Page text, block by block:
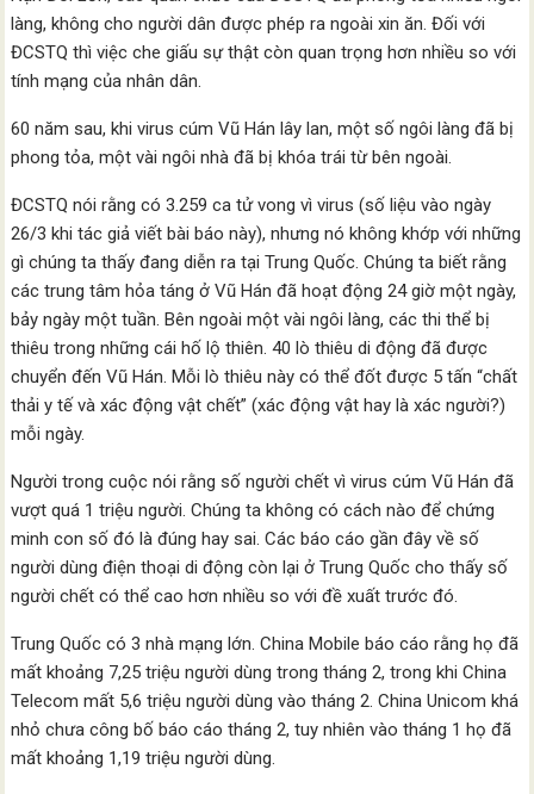
làng, không cho người dân được phép ra ngoài xin ăn. Đối với
ĐCSTQ thì việc che giấu sự thật còn quan trọng hơn nhiều so với
tính mạng của nhân dân.
60 năm sau, khi virus cúm Vũ Hán lây lan, một số ngôi làng đã bị
phong tỏa, một vài ngôi nhà đã bị khóa trái từ bên ngoài.
ĐCSTQ nói rằng có 3.259 ca tử vong vì virus (số liệu vào ngày
26/3 khi tác giả viết bài báo này), nhưng nó không khớp với những
gì chúng ta thấy đang diễn ra tại Trung Quốc. Chúng ta biết rằng
các trung tâm hỏa táng ở Vũ Hán đã hoạt động 24 giờ một ngày,
bảy ngày một tuần. Bên ngoài một vài ngôi làng, các thi thể bị
thiêu trong những cái hố lộ thiên. 40 lò thiêu di động đã được
chuyển đến Vũ Hán. Mỗi lò thiêu này có thể đốt được 5 tấn “chất
thải y tế và xác động vật chết” (xác động vật hay là xác người?)
mỗi ngày.
Người trong cuộc nói rằng số người chết vì virus cúm Vũ Hán đã
vượt quá 1 triệu người. Chúng ta không có cách nào để chứng
minh con số đó là đúng hay sai. Các báo cáo gần đây về số
người dùng điện thoại di động còn lại ở Trung Quốc cho thấy số
người chết có thể cao hơn nhiều so với đề xuất trước đó.
Trung Quốc có 3 nhà mạng lớn. China Mobile báo cáo rằng họ đã
mất khoảng 7,25 triệu người dùng trong tháng 2, trong khi China
Telecom mất 5,6 triệu người dùng vào tháng 2. China Unicom khá
nhỏ chưa công bố báo cáo tháng 2, tuy nhiên vào tháng 1 họ đã
mất khoảng 1,19 triệu người dùng.